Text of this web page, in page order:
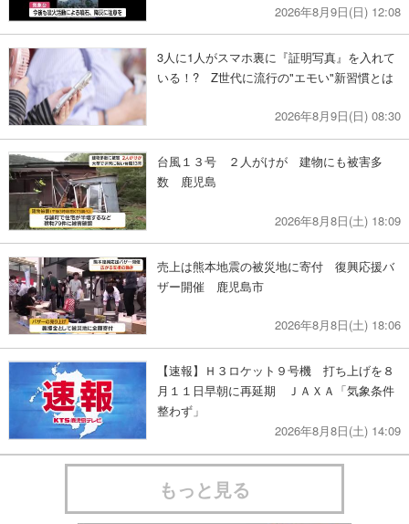
2026年8月9日(日) 12:08
3人に1人がスマホ裏に『証明写真』を入れて
いる！? Z世代に流行の"エモい"新習慣とは
2026年8月9日(日) 08:30
台風１３号 ２人がけが 建物にも被害多
数 鹿児島
2026年8月8日(土) 18:09
売上は熊本地震の被災地に寄付 復興応援バ
ザー開催 鹿児島市
2026年8月8日(土) 18:06
【速報】Ｈ３ロケット９号機 打ち上げを８
月１１日早朝に再延期 ＪＡＸＡ「気象条件
整わず」
2026年8月8日(土) 14:09
もっと見る